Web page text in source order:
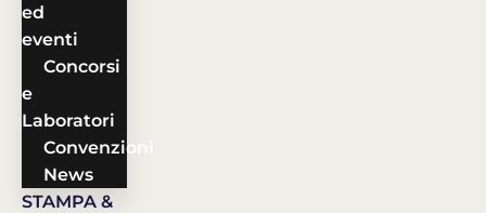
ed
eventi
Concorsi
e
Laboratori
Convenzioni
News
STAMPA &